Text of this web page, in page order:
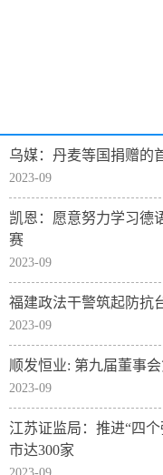
乌媒：丹麦等国捐赠的
2023-09
凯恩：愿意努力学习德
赛
2023-09
福建政法干警筑起防抗
2023-09
顺发恒业: 第九届董事
2023-09
江苏证监局：推进“四
市达300家